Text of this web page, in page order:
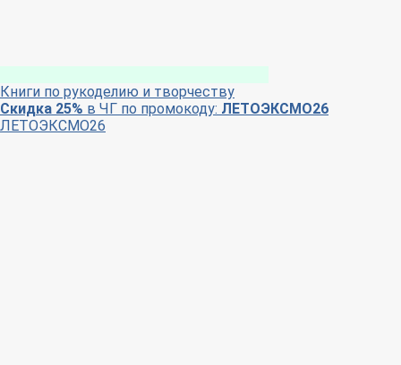
Книги по рукоделию и творчеству
Скидка 25% в ЧГ по промокоду: ЛЕТОЭКСМО26
ЛЕТОЭКСМО26